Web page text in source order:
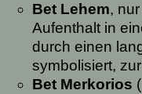
Bet Lehem,
Aufenthalt in
durch einen
symbolisiert,
Bet Merkorios